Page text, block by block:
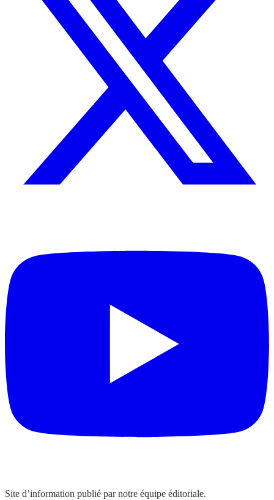
Site d’information publié par notre équipe éditoriale.